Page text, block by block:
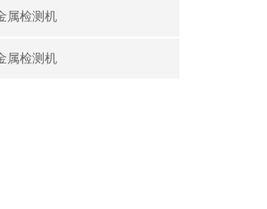
属检测机
属检测机